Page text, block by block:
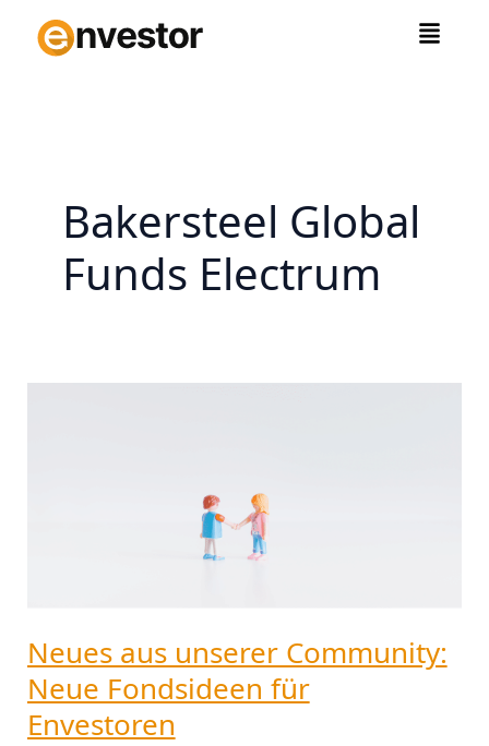
Inhalt
springen
Bakersteel Global
Funds Electrum
Neues aus unserer Community:
Neue Fondsideen für
Envestoren